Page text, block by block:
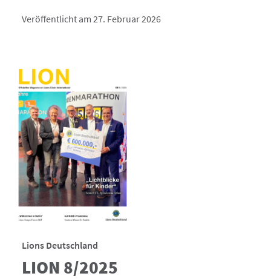
Veröffentlicht am 27. Februar 2026
Lions Deutschland
LION 8/2025